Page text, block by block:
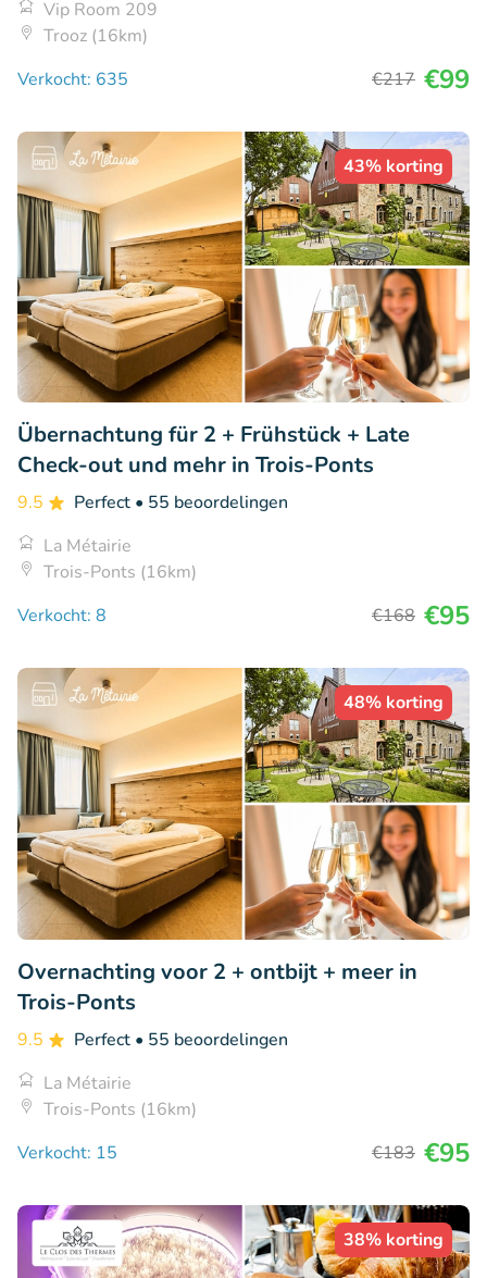
Vip Room 209
Trooz (16km)
Verkocht: 635
€217 €99
43% korting
Übernachtung für 2 + Frühstück + Late
Check-out und mehr in Trois-Ponts
9.5 Perfect • 55 beoordelingen
La Métairie
Trois-Ponts (16km)
Verkocht: 8
€168 €95
48% korting
Overnachting voor 2 + ontbijt + meer in
Trois-Ponts
9.5 Perfect • 55 beoordelingen
La Métairie
Trois-Ponts (16km)
Verkocht: 15
€183 €95
38% korting